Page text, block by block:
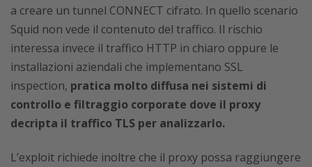
a creare un tunnel CONNECT cifrato. In quello scenario
Squid non vede il contenuto del traffico. Il rischio
interessa invece il traffico HTTP in chiaro oppure le
installazioni aziendali che implementano SSL
inspection, pratica molto diffusa nei sistemi di
controllo e filtraggio corporate dove il proxy
decripta il traffico TLS per analizzarlo.
L’exploit richiede inoltre che il proxy possa raggiungere